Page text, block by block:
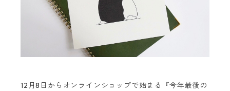
12月8日からオンラインショップで始まる『今年最後の